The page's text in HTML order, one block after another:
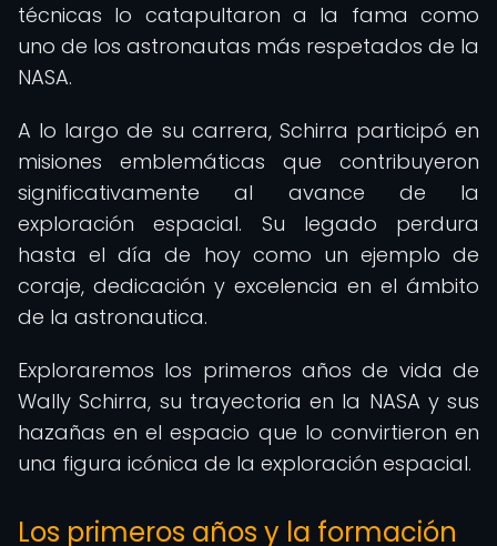
técnicas lo catapultaron a la fama como
uno de los astronautas más respetados de la
NASA.
A lo largo de su carrera, Schirra participó en
misiones emblemáticas que contribuyeron
significativamente al avance de la
exploración espacial. Su legado perdura
hasta el día de hoy como un ejemplo de
coraje, dedicación y excelencia en el ámbito
de la astronautica.
Exploraremos los primeros años de vida de
Wally Schirra, su trayectoria en la NASA y sus
hazañas en el espacio que lo convirtieron en
una figura icónica de la exploración espacial.
Los primeros años y la formación